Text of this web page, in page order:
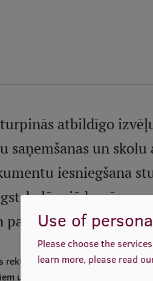
atbildīgo
saņemšanas un skolu
iesniegšana
jādomā
par starptautisko
prof. Aigars Pētersons
un pašreizējām iespējām
Use of
Please choose the
learn more, please read